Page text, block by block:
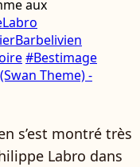
aux
#Bestimage
Theme) -
s’est montré très
Labro dans